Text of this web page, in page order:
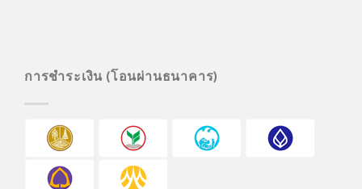
การชำระเงิน (โอนผ่านธนาคาร)